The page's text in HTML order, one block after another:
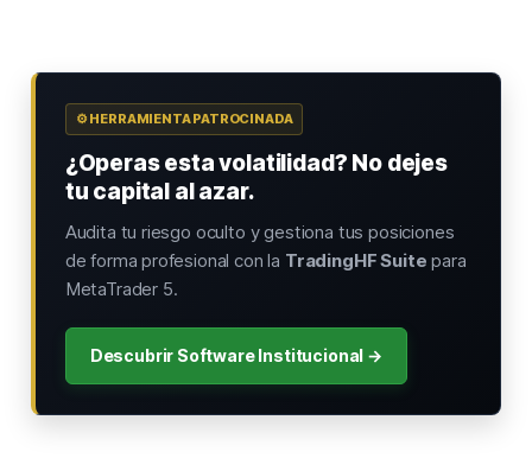
⚙️ HERRAMIENTA PATROCINADA
¿Operas esta volatilidad? No dejes
tu capital al azar.
Audita tu riesgo oculto y gestiona tus posiciones
de forma profesional con la TradingHF Suite para
MetaTrader 5.
Descubrir Software Institucional →